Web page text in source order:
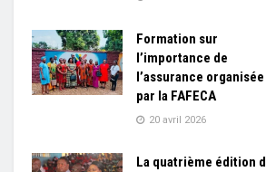
Formation sur
l’importance de
l’assurance organisée
par la FAFECA
20 avril 2026
La quatrième édition